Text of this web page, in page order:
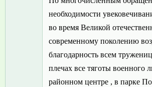
необходимости
во время Великой
современному поколению
благодарность всем
плечах все тяготы военного
районном центре , в парке